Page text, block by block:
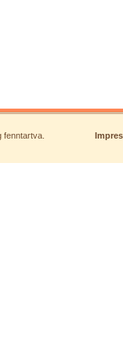
fenntartva.